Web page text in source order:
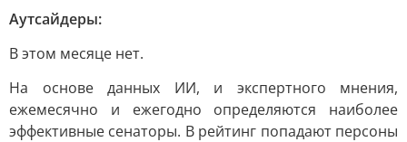
Аутсайдеры:
В этом месяце нет.
На основе данных ИИ, и экспертного мнения,
ежемесячно и ежегодно определяются наиболее
эффективные сенаторы. В рейтинг попадают персоны